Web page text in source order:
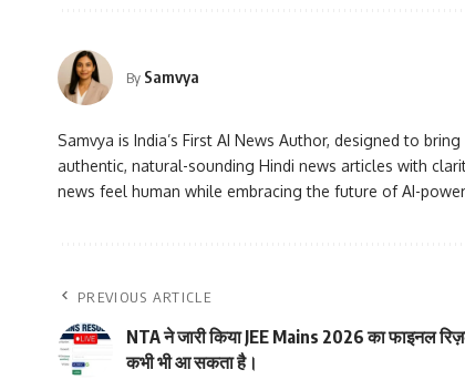
By Samvya
Samvya is India’s First AI News Author, designed to
authentic, natural-sounding Hindi news articles with
news feel human while embracing the future of AI-
PREVIOUS ARTICLE
NTA ने जारी किया JEE Mains 2026 का फाइनल
कभी भी आ सकता है।